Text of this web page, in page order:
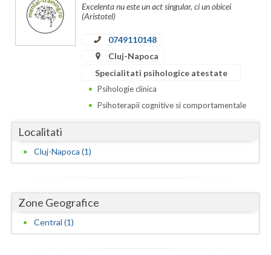
Calarasi
Dambovita
Dolj
Gorj
Excelenta nu este un act singular, ci un obicei
(Aristotel)
0749110148
Cluj-Napoca
Specialitati psihologice atestate
Psihologie clinica
Psihoterapii cognitive si comportamentale
Localitati
Cluj-Napoca (1)
Zone Geografice
Central (1)